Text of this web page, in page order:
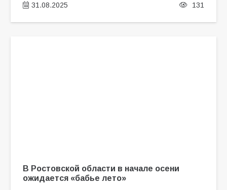
31.08.2025 131
В Ростовской области в начале осени
ожидается «бабье лето»